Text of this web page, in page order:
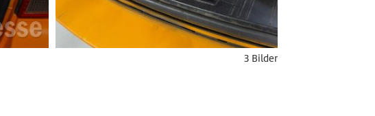
3 Bilder